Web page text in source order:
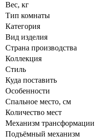
Вес, кг
Тип комнаты
Категория
Вид изделия
Страна производства
Коллекция
Стиль
Куда поставить
Особенности
Спальное место, см
Количество мест
Механизм трансформации
Подъёмный механизм